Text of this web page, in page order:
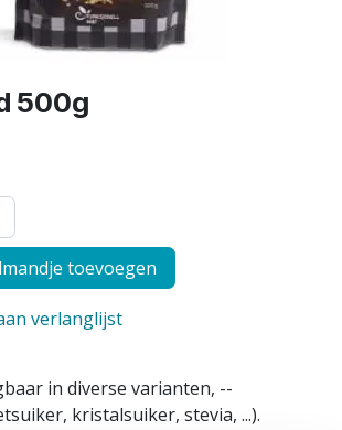
500g
toevoegen
verlanglijst
in diverse varianten, --
kristalsuiker, stevia, ...).